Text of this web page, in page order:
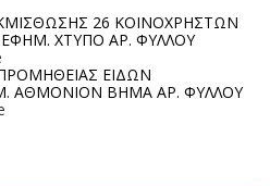
26 ΚΟΙΝΟΧΡΗΣΤΩΝ
ΧΤΥΠΟ ΑΡ. ΦΥΛΛΟΥ
ΕΙΔΩΝ
ΑΘΜΟΝΙΟΝ ΒΗΜΑ ΑΡ. ΦΥΛΛΟΥ